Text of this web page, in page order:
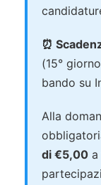
⏰
(15°
bando su
Alla
di €5,00